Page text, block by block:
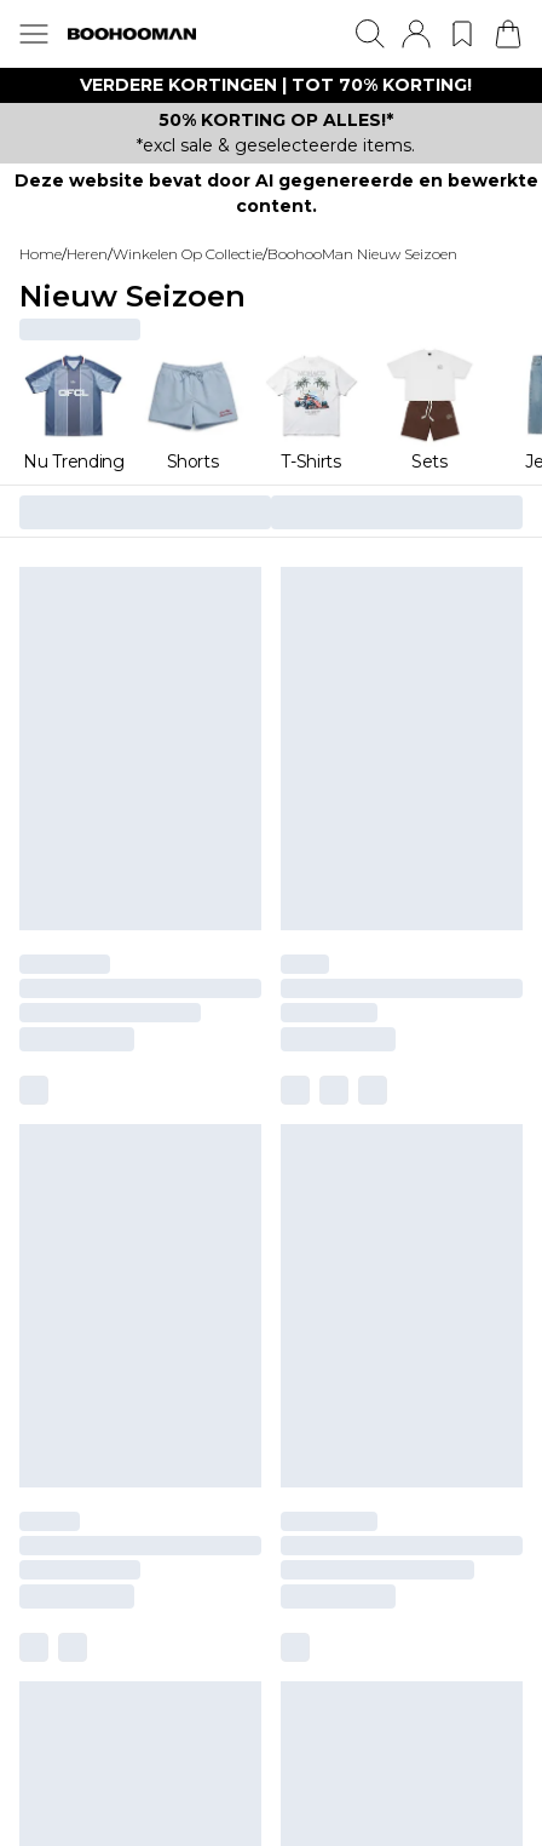
VERDERE KORTINGEN | TOT 70% KORTING!
50% KORTING OP ALLES!*
*excl sale & geselecteerde items.
Deze website bevat door AI gegenereerde en bewerkte
content.
Home/Heren/Winkelen Op Collectie/BoohooMan Nieuw Seizoen
Nieuw Seizoen
Nu Trending Shorts T-Shirts Sets